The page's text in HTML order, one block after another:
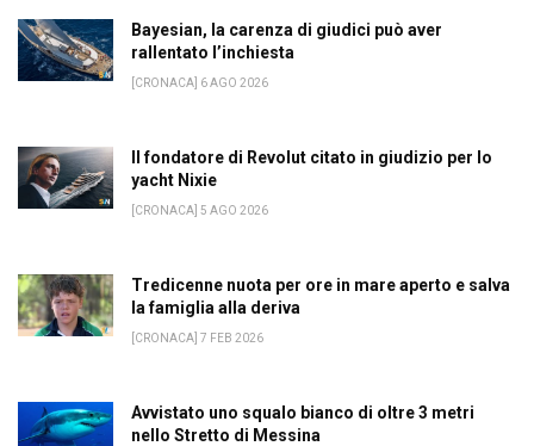
Bayesian, la carenza di giudici può aver
rallentato l’inchiesta
[CRONACA] 6 AGO 2026
Il fondatore di Revolut citato in giudizio per lo
yacht Nixie
[CRONACA] 5 AGO 2026
Tredicenne nuota per ore in mare aperto e salva
la famiglia alla deriva
[CRONACA] 7 FEB 2026
Avvistato uno squalo bianco di oltre 3 metri
nello Stretto di Messina